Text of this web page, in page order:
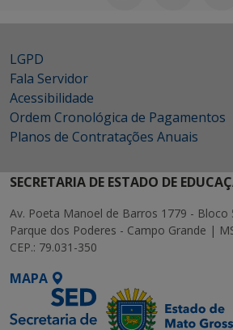
LGPD
Fala Servidor
Acessibilidade
Ordem Cronológica de Pagamentos
Planos de Contratações Anuais
SECRETARIA DE ESTADO DE
Av. Poeta Manoel de Barros 1779 - Bloco
Parque dos Poderes - Campo Grande |
CEP.: 79.031-350
MAPA